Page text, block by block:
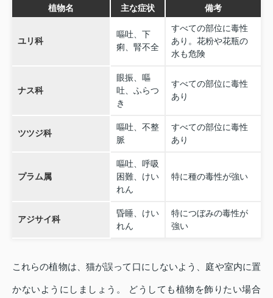
植物名 主な症状 備考
ユリ科
嘔吐、下
痢、腎不全
すべての部位に毒性
あり。花粉や花瓶の
水も危険
ナス科
眼振、嘔
吐、ふらつ
き
すべての部位に毒性
あり
ツツジ科
嘔吐、不整
脈
すべての部位に毒性
あり
プラム属
嘔吐、呼吸
困難、けい
れん
特に種の毒性が強い
アジサイ科
昏睡、けい
れん
特につぼみの毒性が
強い
これらの植物は、猫が誤って口にしないよう、庭や室内に置
かないようにしましょう。 どうしても植物を飾りたい場合